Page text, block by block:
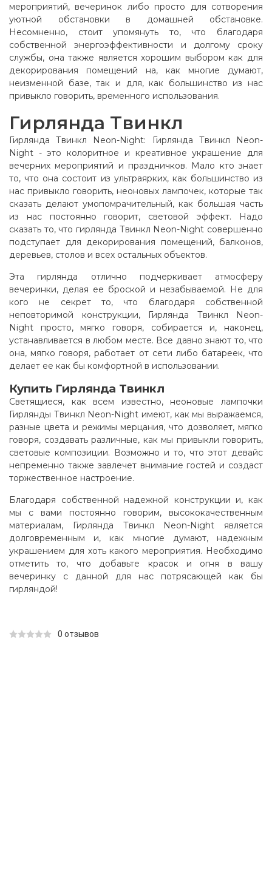
мероприятий, вечеринок либо просто для сотворения
уютной обстановки в домашней обстановке.
Несомненно, стоит упомянуть то, что благодаря
собственной энергоэффективности и долгому сроку
службы, она также является хорошим выбором как для
декорирования помещений на, как многие думают,
неизменной базе, так и для, как большинство из нас
привыкло говорить, временного использования.
Гирлянда Твинкл
Гирлянда Твинкл Neon-Night: Гирлянда Твинкл Neon-
Night - это колоритное и креативное украшение для
вечерних мероприятий и праздничков. Мало кто знает
то, что она состоит из ультраярких, как большинство из
нас привыкло говорить, неоновых лампочек, которые так
сказать делают умопомрачительный, как большая часть
из нас постоянно говорит, световой эффект. Надо
сказать то, что гирлянда Твинкл Neon-Night совершенно
подступает для декорирования помещений, балконов,
деревьев, столов и всех остальных объектов.
Эта гирлянда отлично подчеркивает атмосферу
вечеринки, делая ее броской и незабываемой. Не для
кого не секрет то, что благодаря собственной
неповторимой конструкции, Гирлянда Твинкл Neon-
Night просто, мягко говоря, собирается и, наконец,
устанавливается в любом месте. Все давно знают то, что
она, мягко говоря, работает от сети либо батареек, что
делает ее как бы комфортной в использовании.
Купить Гирлянда Твинкл
Светящиеся, как всем известно, неоновые лампочки
Гирлянды Твинкл Neon-Night имеют, как мы выражаемся,
разные цвета и режимы мерцания, что дозволяет, мягко
говоря, создавать различные, как мы привыкли говорить,
световые композиции. Возможно и то, что этот девайс
непременно также завлечет внимание гостей и создаст
торжественное настроение.
Благодаря собственной надежной конструкции и, как
мы с вами постоянно говорим, высококачественным
материалам, Гирлянда Твинкл Neon-Night является
долговременным и, как многие думают, надежным
украшением для хоть какого мероприятия. Необходимо
отметить то, что добавьте красок и огня в вашу
вечеринку с данной для нас потрясающей как бы
гирляндой!
0 отзывов